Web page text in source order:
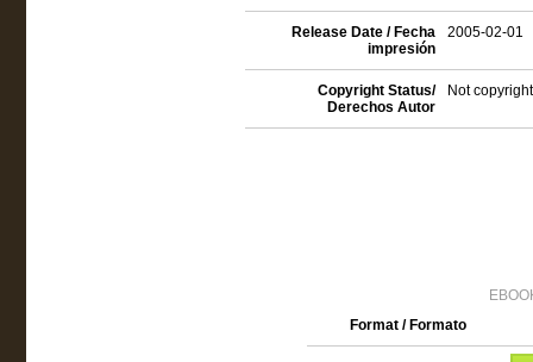
Release Date / Fecha
impresión
2005-02-01
Copyright Status/
Derechos Autor
Not
Format / Formato